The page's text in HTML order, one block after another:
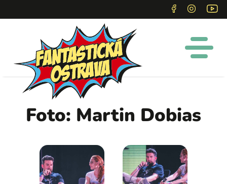
Foto: Martin Dobias